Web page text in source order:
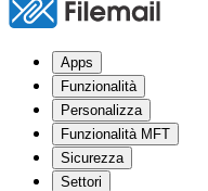
Apps
Funzionalità
Personalizza
Funzionalità MFT
Sicurezza
Settori